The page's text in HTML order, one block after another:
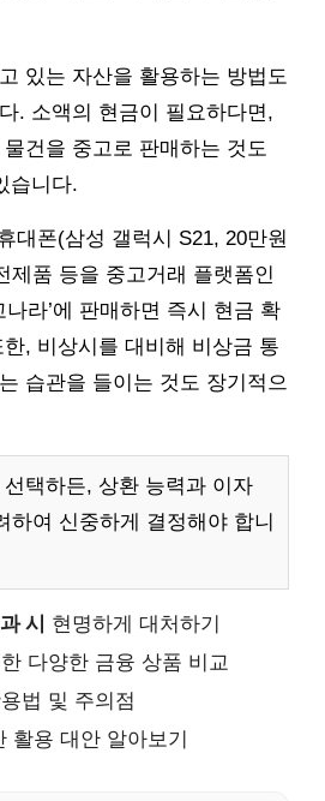
있는 자산을 활용하는 방법도
. 소액의 현금이 필요하다면,
건을 중고로 판매하는 것도
습니다.
대폰(삼성 갤럭시 S21, 20만원
제품 등을 중고거래 플랫폼인
나라’에 판매하면 즉시 현금 확
, 비상시를 대비해 비상금 통
습관을 들이는 것도 장기적으
택하든, 상환 능력과 이자
하여 신중하게 결정해야 합니
시 현명하게 대처하기
다양한 금융 상품 비교
법 및 주의점
활용 대안 알아보기